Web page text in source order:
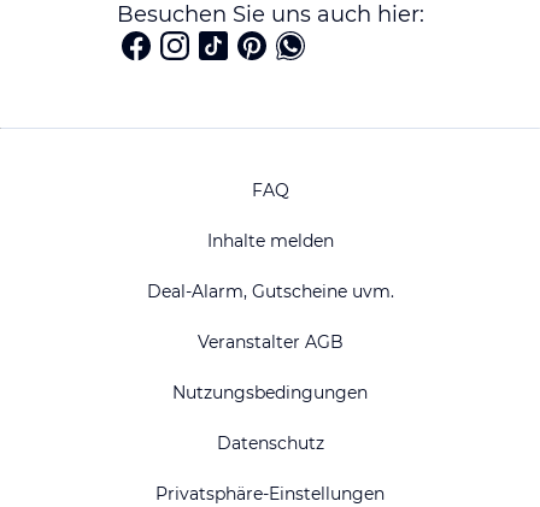
Besuchen Sie uns auch hier:
FAQ
Inhalte melden
Deal-Alarm, Gutscheine uvm.
Veranstalter AGB
Nutzungsbedingungen
Datenschutz
Privatsphäre-Einstellungen